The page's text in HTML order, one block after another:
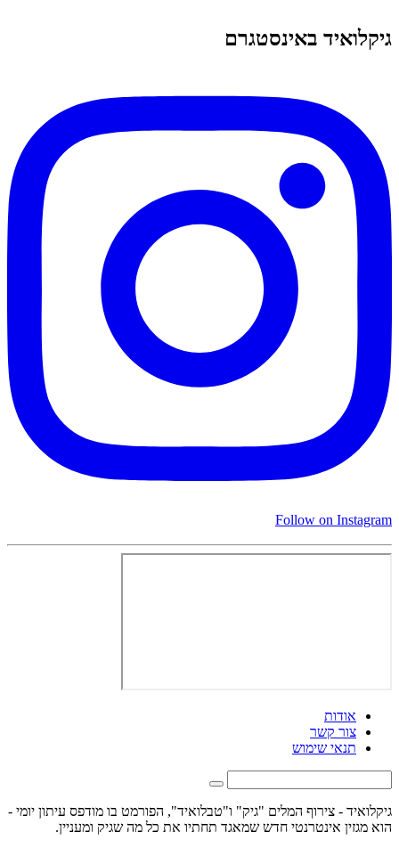
גיקלואיד באינסטגרם
Follow on Instagram
אודות
צור קשר
תנאי שימוש
גיקלואיד - צירוף המלים "גיק" ו"טבלואיד", הפורמט בו מודפס עיתון יומי -
הוא מגזין אינטרנטי חדש שמאגד תחתיו את כל מה שגיק ומעניין.